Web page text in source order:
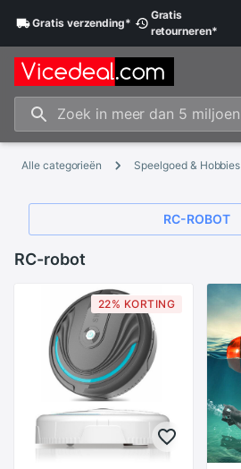
Gratisverzending*
Gratis
retourneren*
Alle categorieën Speelgoed & Hobbies
RC-ROBOT
RC-robot
22% KORTING